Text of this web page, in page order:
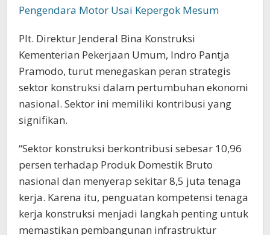
Pengendara Motor Usai Kepergok Mesum
Plt. Direktur Jenderal Bina Konstruksi
Kementerian Pekerjaan Umum, Indro Pantja
Pramodo, turut menegaskan peran strategis
sektor konstruksi dalam pertumbuhan ekonomi
nasional. Sektor ini memiliki kontribusi yang
signifikan.
“Sektor konstruksi berkontribusi sebesar 10,96
persen terhadap Produk Domestik Bruto
nasional dan menyerap sekitar 8,5 juta tenaga
kerja. Karena itu, penguatan kompetensi tenaga
kerja konstruksi menjadi langkah penting untuk
memastikan pembangunan infrastruktur